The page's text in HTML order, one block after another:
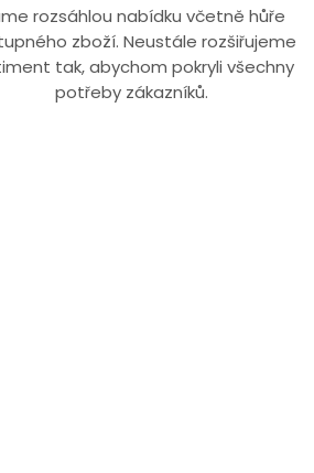
rozsáhlou nabídku včetně hůře
zboží. Neustále rozšiřujeme
tak, abychom pokryli všechny
potřeby zákazníků.